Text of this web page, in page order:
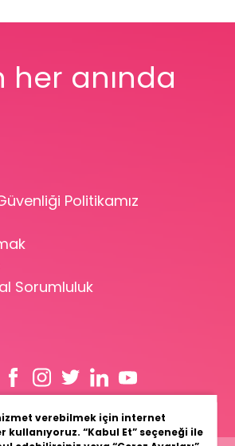
her anında
Politikamız
Sorumluluk
verebilmek için internet
kullanıyoruz. “Kabul Et” seçeneği ile